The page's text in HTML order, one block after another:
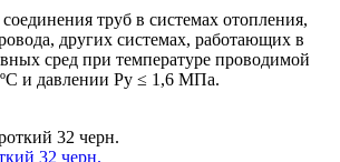
труб в системах отопления,
других системах, работающих в
сред при температуре проводимой
и давлении Ру ≤ 1,6 МПа.
32 черн.